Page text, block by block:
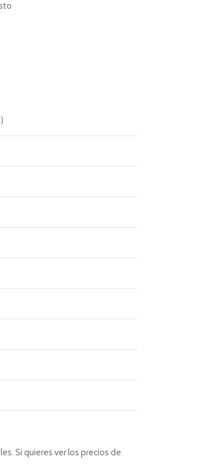
Si quieres ver los precios de